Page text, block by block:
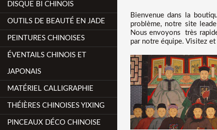
DISQUE BI CHINOIS
OUTILS DE BEAUTÉ EN JADE
PEINTURES CHINOISES
ÉVENTAILS CHINOIS ET
JAPONAIS
MATÉRIEL CALLIGRAPHIE
THÉIÈRES CHINOISES YIXING
PINCEAUX DÉCO CHINOISE
Bienvenue dans
la
problème, notre site
Nousenvoyons très
par notre équipe. Visitez